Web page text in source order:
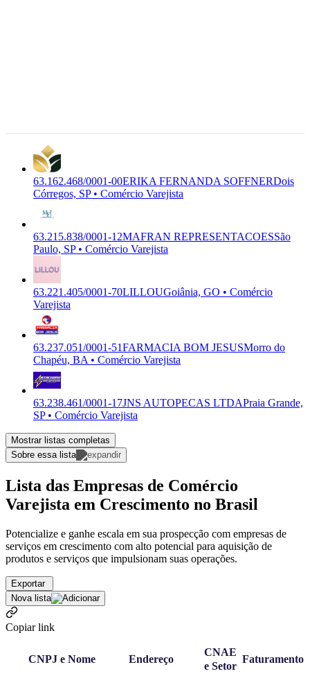
63.162.468/0001-00ERIKA FERNANDA SOFFNERDois
Córregos, SP • Comércio Varejista
63.215.838/0001-12MAFRAN REPRESENTACOESSão
Paulo, SP • Comércio Varejista
63.221.405/0001-70LILLOUGoiânia, GO • Comércio
Varejista
63.237.051/0001-51FARMACIA BOM JESUSMorro do
Chapéu, BA • Comércio Varejista
63.238.461/0001-17JNS AUTOPECAS LTDAPraia Grande,
SP • Comércio Varejista
Mostrar listas completas
Sobre essa lista
Lista das Empresas de Comércio
Varejista em Crescimento no Brasil
Potencialize e ganhe escala em sua prospecção com empresas de
serviços em crescimento com alto potencial para aquisição de
produtos e serviços que impulsionam suas operações.
Exportar
Nova lista
Copiar link
CNPJ e Nome Endereço
CNAE
e Setor
Faturamento